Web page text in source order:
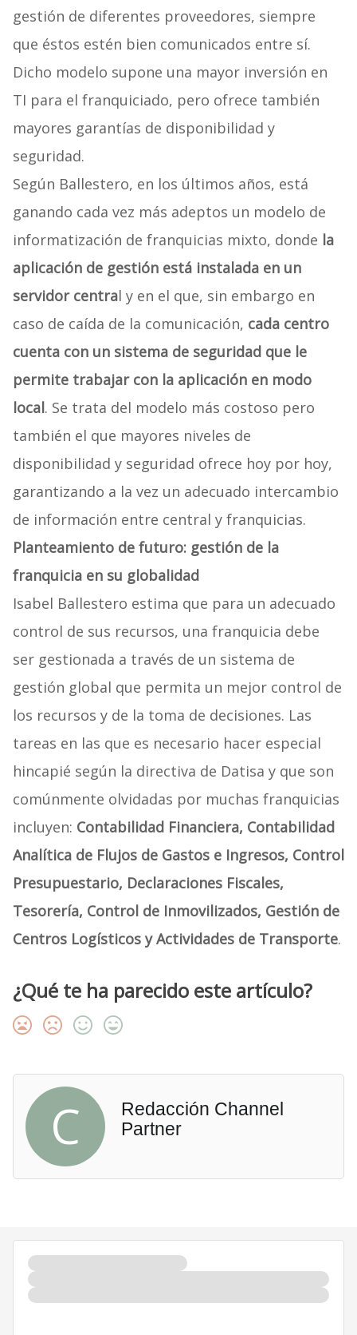
gestión de diferentes proveedores, siempre
que éstos estén bien comunicados entre sí.
Dicho modelo supone una mayor inversión en
TI para el franquiciado, pero ofrece también
mayores garantías de disponibilidad y
seguridad.
Según Ballestero, en los últimos años, está
ganando cada vez más adeptos un modelo de
informatización de franquicias mixto, donde la
aplicación de gestión está instalada en un
servidor central y en el que, sin embargo en
caso de caída de la comunicación, cada centro
cuenta con un sistema de seguridad que le
permite trabajar con la aplicación en modo
local. Se trata del modelo más costoso pero
también el que mayores niveles de
disponibilidad y seguridad ofrece hoy por hoy,
garantizando a la vez un adecuado intercambio
de información entre central y franquicias.
Planteamiento de futuro: gestión de la
franquicia en su globalidad
Isabel Ballestero estima que para un adecuado
control de sus recursos, una franquicia debe
ser gestionada a través de un sistema de
gestión global que permita un mejor control de
los recursos y de la toma de decisiones. Las
tareas en las que es necesario hacer especial
hincapié según la directiva de Datisa y que son
comúnmente olvidadas por muchas franquicias
incluyen: Contabilidad Financiera, Contabilidad
Analítica de Flujos de Gastos e Ingresos, Control
Presupuestario, Declaraciones Fiscales,
Tesorería, Control de Inmovilizados, Gestión de
Centros Logísticos y Actividades de Transporte.
¿Qué te ha parecido este artículo?
C
Redacción Channel
Partner